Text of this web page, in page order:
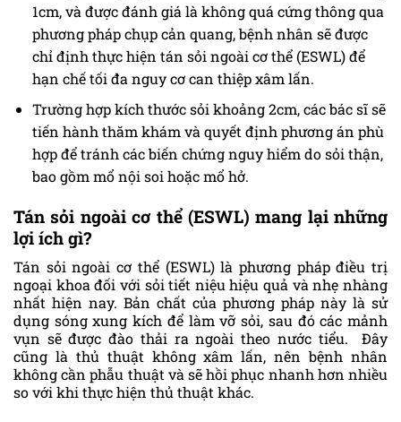
1cm, và được đánh giá là không quá cứng thông qua
phương pháp chụp cản quang, bệnh nhân sẽ được
chỉ định thực hiện tán sỏi ngoài cơ thể (ESWL) để
hạn chế tối đa nguy cơ can thiệp xâm lấn.
Trường hợp kích thước sỏi khoảng 2cm, các bác sĩ sẽ
tiến hành thăm khám và quyết định phương án phù
hợp để tránh các biến chứng nguy hiểm do sỏi thận,
bao gồm mổ nội soi hoặc mổ hở.
Tán sỏi ngoài cơ thể (ESWL) mang lại những
lợi ích gì?
Tán sỏi ngoài cơ thể (ESWL) là phương pháp điều trị
ngoại khoa đối với sỏi tiết niệu hiệu quả và nhẹ nhàng
nhất hiện nay. Bản chất của phương pháp này là sử
dụng sóng xung kích để làm vỡ sỏi, sau đó các mảnh
vụn sẽ được đào thải ra ngoài theo nước tiểu. Đây
cũng là thủ thuật không xâm lấn, nên bệnh nhân
không cần phẫu thuật và sẽ hồi phục nhanh hơn nhiều
so với khi thực hiện thủ thuật khác.